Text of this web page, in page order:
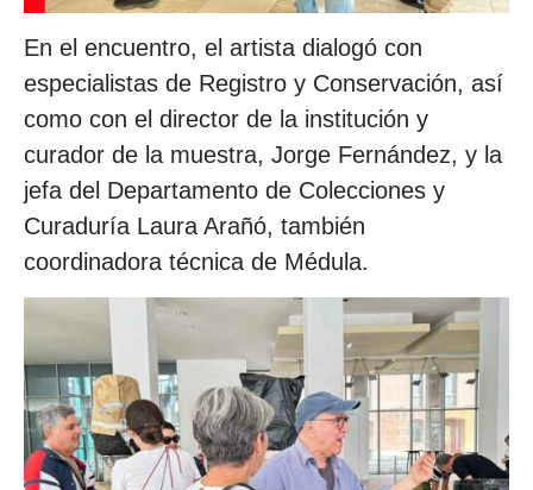
En el encuentro, el artista dialogó con
especialistas de Registro y Conservación, así
como con el director de la institución y
curador de la muestra, Jorge Fernández, y la
jefa del Departamento de Colecciones y
Curaduría Laura Arañó, también
coordinadora técnica de Médula.